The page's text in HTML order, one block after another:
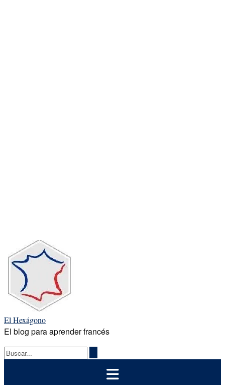
contenido
El Hexágono
El blog para aprender francés